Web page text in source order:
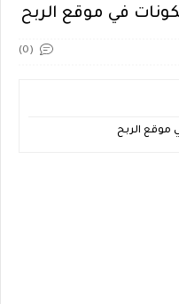
في موقع الربح
(0)
الربح